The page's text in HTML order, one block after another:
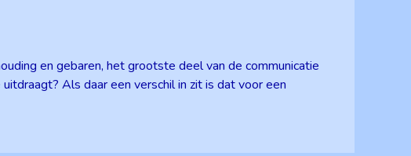
en gebaren, het grootste deel van de communicatie
Als daar een verschil in zit is dat voor een